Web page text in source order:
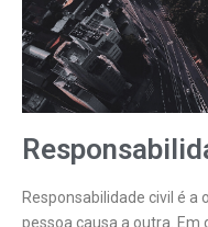
Responsabilidade civil é a
pessoa causa a outra. Em